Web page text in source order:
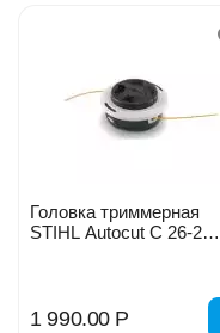
Головка триммерная
STIHL Autocut C 26-2
1 990.00 Р